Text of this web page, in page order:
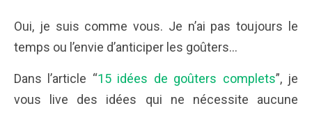
Oui, je suis comme vous. Je n’ai pas toujours le
temps ou l’envie d’anticiper les goûters…
Dans l’article “15 idées de goûters complets”, je
vous live des idées qui ne nécessite aucune